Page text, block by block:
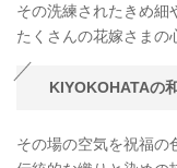
その洗練されたきめ細
たくさんの花嫁さま
KIYOKOHATAの
その場の空気を祝福の